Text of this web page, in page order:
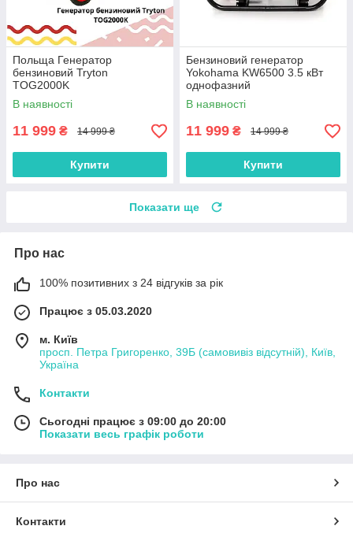
Польща Генератор
бензиновий Tryton
TOG2000K
В наявності
11 999 ₴ 14 999 ₴
Купити
Бензиновий генератор
Yokohama KW6500 3.5 кВт
однофазний
В наявності
11 999 ₴ 14 999 ₴
Купити
Показати ще
Про нас
100% позитивних з 24 відгуків за рік
Працює з 05.03.2020
м. Київ
просп. Петра Григоренко, 39Б (самовивіз відсутній), Київ,
Україна
Контакти
Сьогодні працює з 09:00 до 20:00
Показати весь графік роботи
Про нас
Контакти